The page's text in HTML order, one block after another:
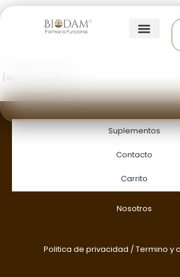
[wishsuite_table]
Suplementos
Contacto
Carrito
Nosotros
Politica de privacidad /Termino y